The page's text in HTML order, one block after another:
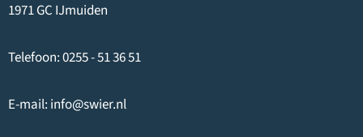
1971 GC IJmuiden
Telefoon:0255 - 51 36 51
E-mail: info@swier.nl